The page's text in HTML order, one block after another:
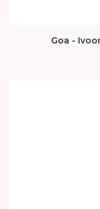
Goa -